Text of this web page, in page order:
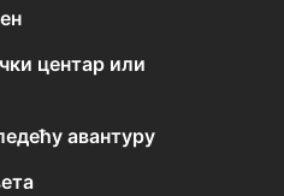
центар или
авантуру